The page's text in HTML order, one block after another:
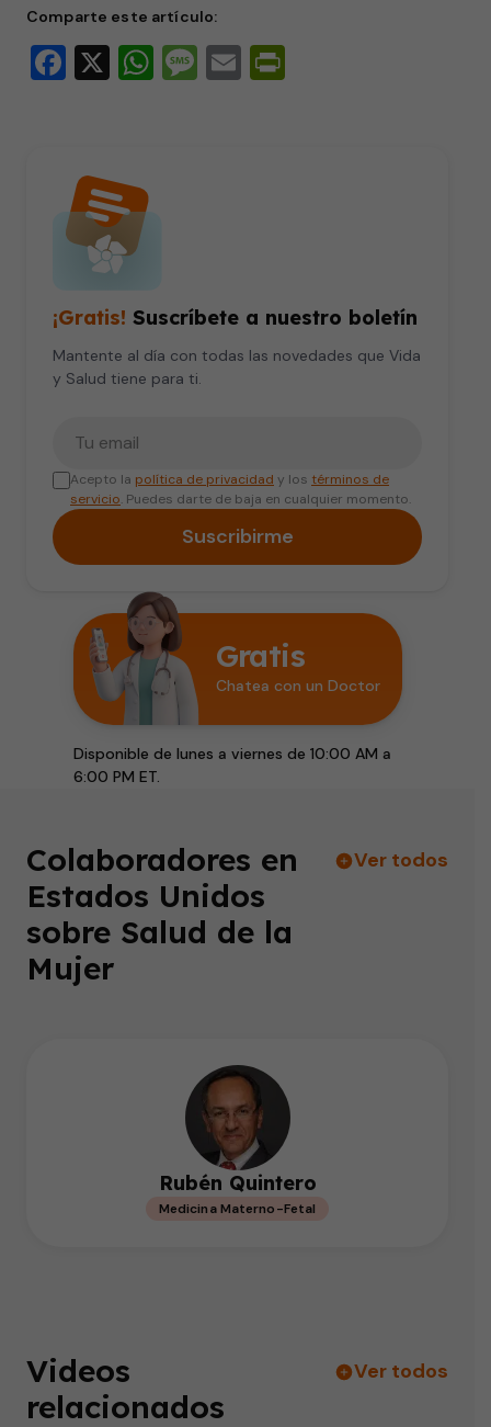
Comparte este artículo:
Facebook
X WhatsApp
Message
Email
¡Gratis! Suscríbete a nuestro boletín
Mantente al día con todas las novedades que Vida
y Salud tiene para ti.
Acepto la política de privacidad y los términos de
servicio. Puedes darte de baja en cualquier momento.
Suscribirme
Gratis
Chatea con un Doctor
Disponible de lunes a viernes de 10:00 AM a
6:00 PM ET.
Colaboradores en
Estados Unidos
sobre Salud de la
Mujer
Ver todos
Rubén Quintero
Medicina Materno-Fetal
Videos
relacionados
Ver todos